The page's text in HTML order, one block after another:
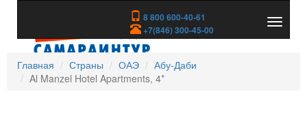
8 800 600-40-61
+7(846) 300-45-00
скрыть
Главная
Страны ОАЭ
Абу-Даби
Al Manzel Hotel Apartments, 4*